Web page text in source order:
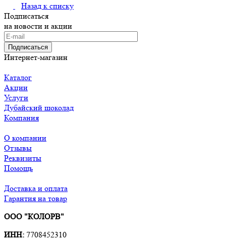
Назад к списку
Подписаться
на новости и акции
Подписаться
Интернет-магазин
Каталог
Акции
Услуги
Дубайский шоколад
Компания
О компании
Отзывы
Реквизиты
Помощь
Доставка и оплата
Гарантия на товар
ООО "КОЛОРВ"
ИНН: 7708452310